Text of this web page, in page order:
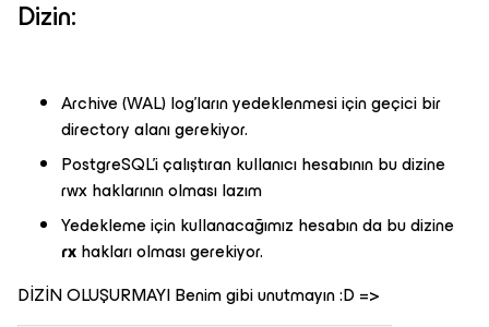
Dizin:
Archive (WAL) log'ların yedeklenmesi için geçici bir
directory alanı gerekiyor.
PostgreSQL'i çalıştıran kullanıcı hesabının bu dizine
rwx haklarının olması lazım
Yedekleme için kullanacağımız hesabın da bu dizine
rxhakları olması gerekiyor.
DİZİN OLUŞURMAYI Benim gibi unutmayın :D =>